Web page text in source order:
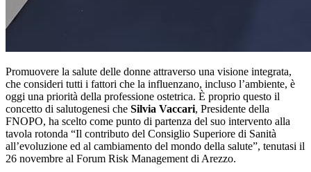
Promuovere la salute delle donne attraverso una visione integrata,
che consideri tutti i fattori che la influenzano, incluso l’ambiente, è
oggi una priorità della professione ostetrica. È proprio questo il
concetto di salutogenesi che Silvia Vaccari, Presidente della
FNOPO, ha scelto come punto di partenza del suo intervento alla
tavola rotonda “Il contributo del Consiglio Superiore di Sanità
all’evoluzione ed al cambiamento del mondo della salute”, tenutasi il
26 novembre al Forum Risk Management di Arezzo.